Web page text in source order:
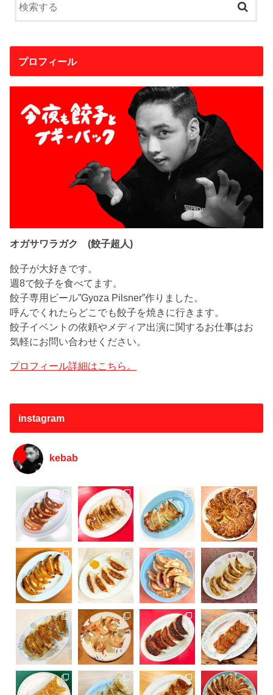
プロフィール
オガサワラガク (餃子超人)
餃子が大好きです。
週8で餃子を食べてます。
餃子専用ビール”Gyoza Pilsner”作りました。
呼んでくれたらどこでも餃子を焼きに行きます。
餃子イベントの依頼やメディア出演に関するお仕事はお
気軽にお問い合わせください。
プロフィール詳細はこちら。
instagram
kebab